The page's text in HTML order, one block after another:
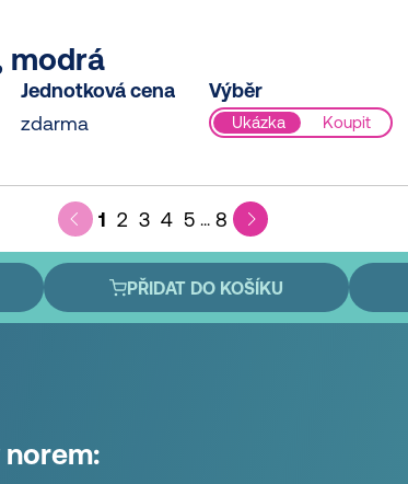
modrá
Jednotková cena
zdarma
Výběr
Ukázka Koupit
1 2 3 4 5 ... 8
PŘIDAT DO KOŠÍKU